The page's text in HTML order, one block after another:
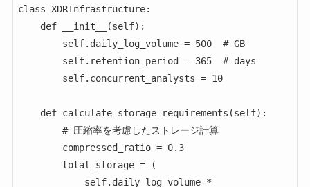
class XDRInfrastructure: